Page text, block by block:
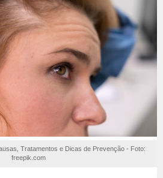
Tratamentos e Dicas de Prevenção - Foto:
freepik.com